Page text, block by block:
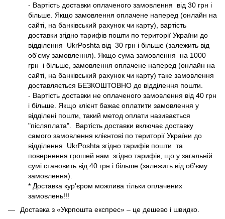
- Вартість доставки оплаченого замовлення від 30 грн і
більше. Якщо замовлення оплачене наперед (онлайн на
сайті, на банківський рахунок чи карту), вартість
доставки згідно тарифів пошти по території України до
відділення UkrPoshta від 30 грн і більше (залежить від
об'єму замовлення). Якщо сума замовлення на 1000
грн і більше, замовлення оплачене наперед (онлайн на
сайті, на банківський рахунок чи карту) таке замовлення
доставляється БЕЗКОШТОВНО до відділення пошти.
- Вартість доставки не оплаченого замовлення від 40 грн
і більше. Якщо клієнт бажає оплатити замовлення у
відділені пошти, такий метод оплати називається
"післяплата". Вартість доставки включає доставку
самого замовлення клієнтові по території України до
відділення UkrPoshta згідно тарифів пошти та
повернення грошей нам згідно тарифів , що у загальній
сумі становить від 40 грн і більше (залежить від об'єму
замовлення).
* Доставка кур'єром можлива тільки оплачених
замовлень!!!
Доставка з «Укрпошта експрес» – це дешево і швидко.